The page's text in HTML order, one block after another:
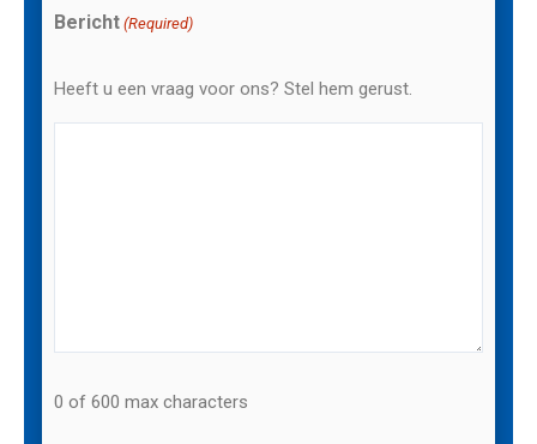
Bericht (Required)
Heeft u een vraag voor ons? Stel hem gerust.
0 of 600 max characters